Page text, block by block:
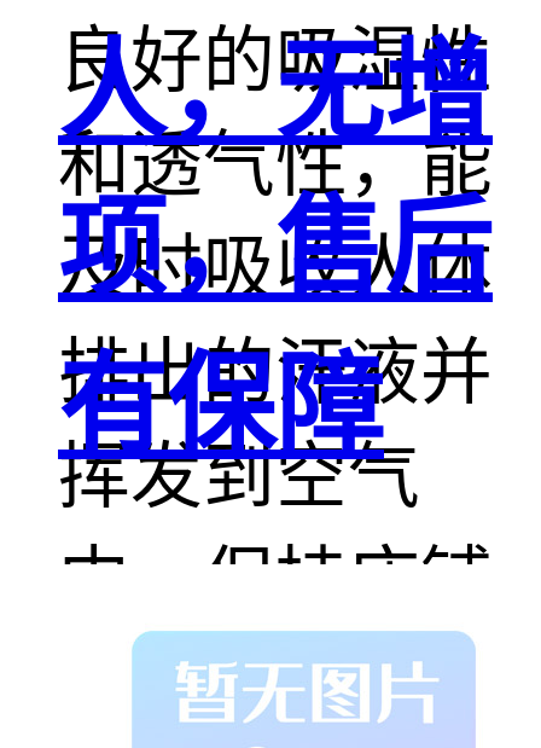
良好的吸湿性
和透气性，能
及时吸收人体
排出的汗液并
挥发到空气
中，保持床铺
干爽，不易滋
人，无增
项，售后
有保障